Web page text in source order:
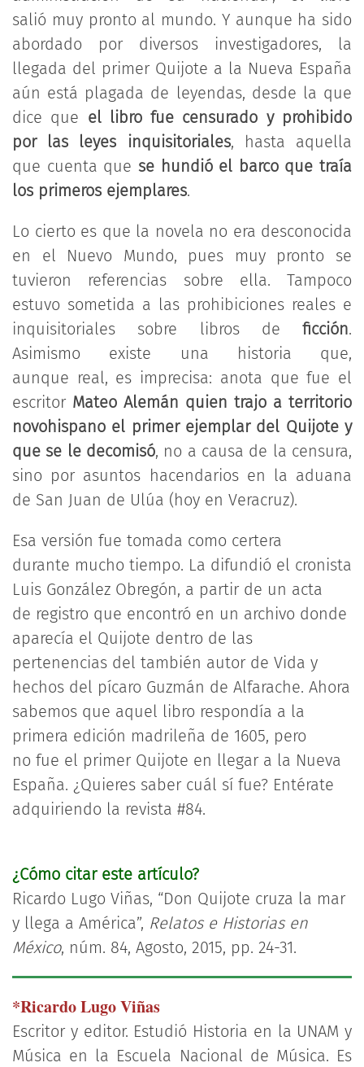
salió muy pronto al mundo. Y aunque ha sido
abordado por diversos investigadores, la
llegada del primer Quijote a la Nueva España
aún está plagada de leyendas, desde la que
dice que el libro fue censurado y prohibido
por las leyes inquisitoriales, hasta aquella
que cuenta que se hundió el barco que traía
los primeros ejemplares.
Lo cierto es que la novela no era desconocida
en el Nuevo Mundo, pues muy pronto se
tuvieron referencias sobre ella. Tampoco
estuvo sometida a las prohibiciones reales e
inquisitoriales sobre libros de ficción.
Asimismo existe una historia que,
aunque real, es imprecisa: anota que fue el
escritorMateo Alemán quien trajo a territorio
novohispano el primer ejemplar del Quijote y
que se le decomisó, no a causa de la censura,
sino por asuntos hacendarios en la aduana
de San Juan de Ulúa (hoy en Veracruz).
Esa versión fue tomada como certera
durante mucho tiempo. La difundió el cronista
Luis González Obregón, a partir de un acta
de registro que encontró en un archivo donde
aparecía el Quijote dentro de las
pertenencias del también autor de Vida y
hechos del pícaro Guzmán de Alfarache. Ahora
sabemos que aquel libro respondía a la
primera edición madrileña de 1605, pero
no fue el primer Quijote en llegar a la Nueva
España. ¿Quieres saber cuál sí fue? Entérate
adquiriendo la revista #84.
¿Cómo citar este artículo?
​Ricardo Lugo Viñas, “Don Quijote cruza la mar
y llega a América”, Relatos e Historias en
México, núm. 84, Agosto, 2015, pp. 24-31.
*Ricardo Lugo Viñas
Escritor y editor. Estudió Historia en la UNAM y
Música en la Escuela Nacional de Música. Es